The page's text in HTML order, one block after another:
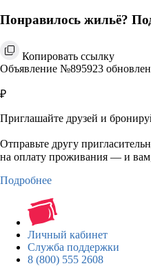
Понравилось жильё?
Копировать ссылку
Объявление №895923
₽
Приглашайте друзей и
Отправьте другу
на оплату проживания — и
Подробнее
Личный кабинет
Служба поддержки
8 (800) 555 2608